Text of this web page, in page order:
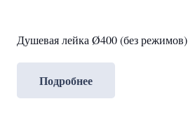
Душевая лейка Ø400 (без режимов)
Подробнее